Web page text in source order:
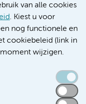
van alle cookies
. Kiest u voor
nog functionele en
cookiebeleid (link in
wijzigen.